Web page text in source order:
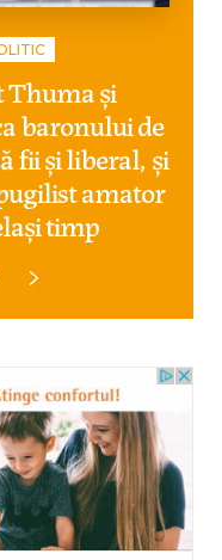
și
baronului de
fii și liberal, și
amator
timp